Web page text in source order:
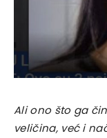
Ali ono što ga
veličina, već i